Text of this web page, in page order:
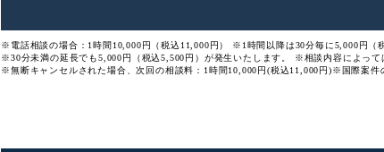
※電話相談の場合：1時間10,000円（税込11,000円）
※1時間以降は30分毎に5,000円（
※30分未満の延長でも5,000円（税込5,500円）が発生いたします。
※相談内容によって
※無断キャンセルされた場合、次回の相談料：1時間10,000円(税込11,000円)※国際案件